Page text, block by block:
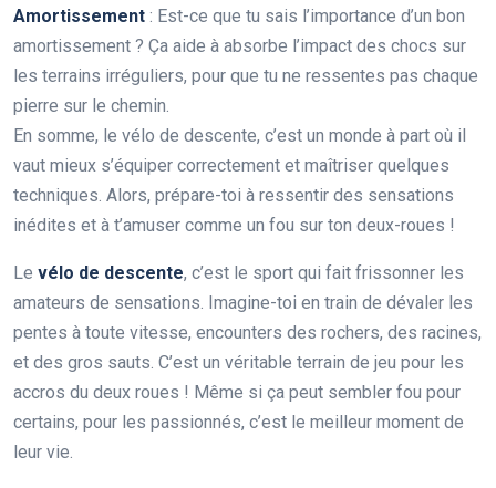
Amortissement : Est-ce que tu sais l’importance d’un bon
amortissement ? Ça aide à absorbe l’impact des chocs sur
les terrains irréguliers, pour que tu ne ressentes pas chaque
pierre sur le chemin.
En somme, le vélo de descente, c’est un monde à part où il
vaut mieux s’équiper correctement et maîtriser quelques
techniques. Alors, prépare-toi à ressentir des sensations
inédites et à t’amuser comme un fou sur ton deux-roues !
Le vélo de descente, c’est le sport qui fait frissonner les
amateurs de sensations. Imagine-toi en train de dévaler les
pentes à toute vitesse, encounters des rochers, des racines,
et des gros sauts. C’est un véritable terrain de jeu pour les
accros du deux roues ! Même si ça peut sembler fou pour
certains, pour les passionnés, c’est le meilleur moment de
leur vie.